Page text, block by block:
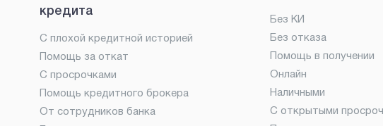
кредита
С плохой кредитной историей
Помощь за откат
С просрочками
Помощь кредитного брокера
От сотрудников банка
Без КИ
Без отказа
Помощь в получении
Онлайн
Наличными
С открытыми